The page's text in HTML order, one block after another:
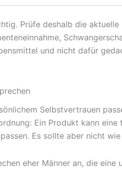
Prüfe deshalb die
und nicht dafür
Selbstvertrauen
Ein Produkt kann eine
Es sollte aber nicht
eher Männer an, die